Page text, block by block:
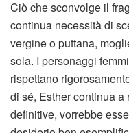
Ciò che sconvolge il
continua necessità di
vergine o puttana,
sola. I personaggi
rispettano
di sé, Esther continua
definitive, vorrebbe